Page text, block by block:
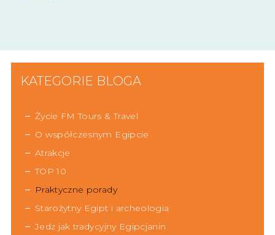
KATEGORIE BLOGA
Życie FM Tours & Travel
O współczesnym Egipcie
Atrakcje
TOP 10
Praktyczne porady
Starożytny Egipt i archeologia
Jedz jak tradycyjny Egipcjanin